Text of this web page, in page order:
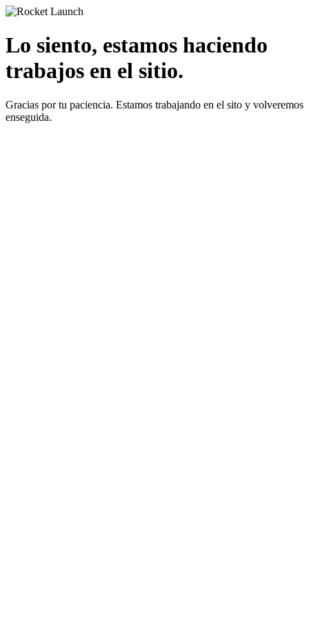
Lo siento, estamos haciendo
trabajos en el sitio.
Gracias por tu paciencia. Estamos trabajando en el sito y volveremos
enseguida.